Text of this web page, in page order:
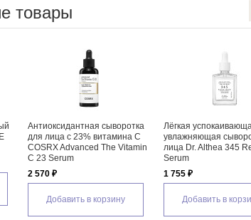
товары
Антиоксидантная сыворотка
для лица с 23% витамина C
COSRX Advanced The Vitamin
C 23 Serum
2 570 ₽
Добавить в корзину
Лёгкая
увлажняющая
лица Dr. Althea 345
Serum
1 755 ₽
Добавить в